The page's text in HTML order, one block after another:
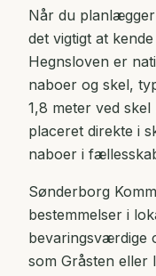
Når du
det vigtigt at
Hegnsloven er
naboer og skel,
1,8 meter ved
placeret direkte i
naboer i
Sønderborg
bestemmelser i
bevaringsværdige
som Gråsten eller